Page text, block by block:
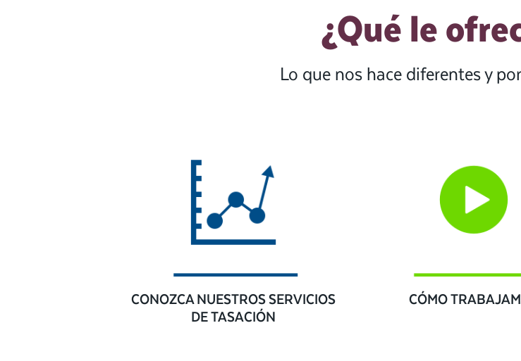
¿Qué le
Lo que nos hace diferentes y
CONOZCA NUESTROS SERVICIOS
DE TASACIÓN
CÓMO